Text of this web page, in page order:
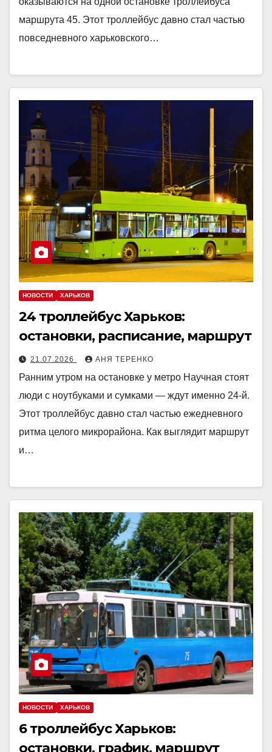
маршрута 45. Этот троллейбус давно стал частью
повседневного харьковского…
НОВОСТИ ХАРЬКОВ
24 троллейбус Харьков:
остановки, расписание, маршрут
21.07.2026 АНЯ ТЕРЕНКО
Ранним утром на остановке у метро Научная стоят
люди с ноутбуками и сумками — ждут именно 24-й.
Этот троллейбус давно стал частью ежедневного
ритма целого микрорайона. Как выглядит маршрут
и…
НОВОСТИ ХАРЬКОВ
6 троллейбус Харьков:
остановки, график, маршрут